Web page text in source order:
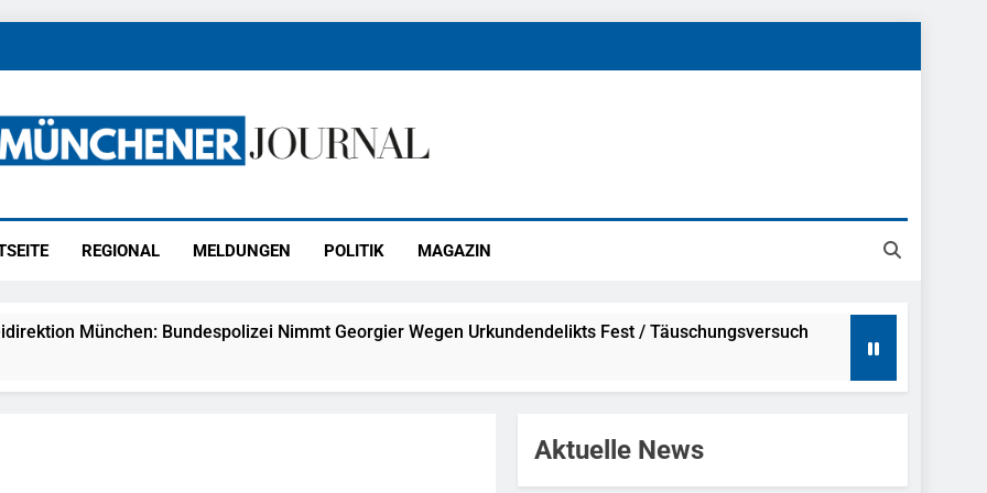
REGIONAL MELDUNGEN POLITIK MAGAZIN
München: Bundespolizei Nimmt Georgier Wegen Urkundendelikts Fest / Täuschungsversuch
München: Notruf Per Knopfdruck / Schnelle Festnahme Nach Sexueller Belästigung
Aktuelle News